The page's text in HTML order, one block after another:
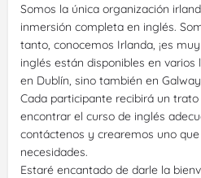
Somos la única organización
inmersión completa en inglés.
tanto, conocemos Irlanda, ¡es
inglés están disponibles en
en Dublín, sino también en
Cada participante recibirá un
encontrar el curso de inglés
contáctenos y crearemos uno
necesidades.
Estaré encantado de darle la